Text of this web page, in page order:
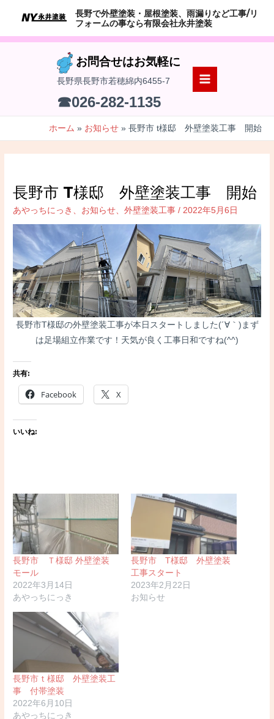
テ
長野で外壁塗装・屋根塗装、雨漏りなど工事/リ
フォームの事なら有限会社永井塗装
お問合せはお気軽に
長野県長野市若穂綿内6455-7
☎026-282-1135
MAIN
ホーム お知らせ 長野市 t様邸 外壁塗装工事 開始
長野市 T様邸 外壁塗装工事 開始
あやっちにっき お知らせ 、外壁塗装工事 / 2022年5月6日
長野市T様邸の外壁塗装工事が本日スタートしました(´∀｀)まず
は足場組立作業です！天気が良く工事日和ですね(^^)
共有:
Facebook X
いいね:
長野市 Ｔ様邸 外壁塗装
モール
2022年3月14日
あやっちにっき
長野市 T様邸 外壁塗装
工事スタート
2023年2月22日
お知らせ
長野市ｔ様邸 外壁塗装工
事 付帯塗装
2022年6月10日
あやっちにっき